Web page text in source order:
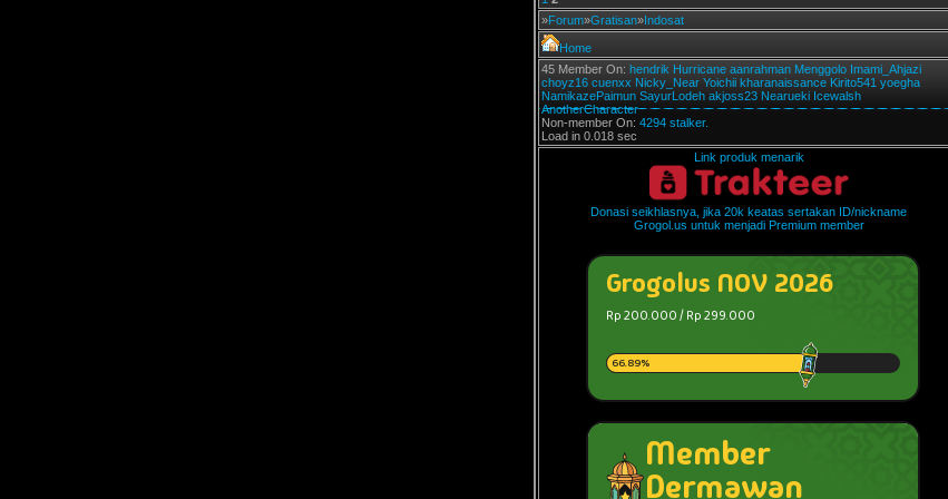
»Forum»Gratisan»Indosat
Home
45 Member On: hendrik Hurricane aanrahman Menggolo Imami_Ahjazi
choyz16 cuenxx Nicky_Near Yoichii kharanaissance Kirito541 yoegha
NamikazePaimun SayurLodeh akjoss23 Nearueki Icewalsh
AnotherCharacter
Non-member On: 4294 stalker.
Load in 0.018 sec
Link produk menarik
Donasi seikhlasnya, jika 20k keatas sertakan ID/nickname
Grogol.us untuk menjadi Premium member